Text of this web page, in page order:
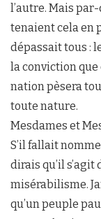
l’autre. Mais
tenaient cela en
dépassait tous :
la conviction
nation pèsera
toute nature.
Mesdames et
S’il fallait
dirais qu’il s’agit
misérabilisme.
qu’un peuple